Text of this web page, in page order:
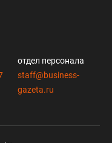
отдел персонала
staff@business-
gazeta.ru